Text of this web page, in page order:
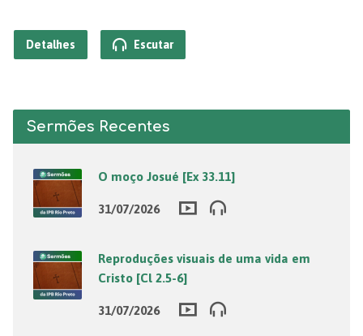
Detalhes Escutar
Sermões Recentes
O moço Josué [Ex 33.11]
31/07/2026
Reproduções visuais de uma vida em
Cristo [Cl 2.5-6]
31/07/2026